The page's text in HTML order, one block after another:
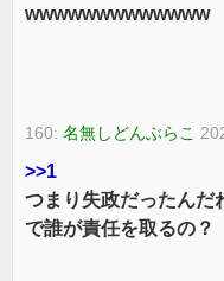
wwwwwwwwwwwww
160:名無しどんぶらこ
>>1
つまり失政だったんだ
で誰が責任を取るの？